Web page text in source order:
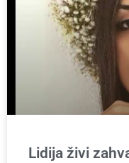
Lidija živi